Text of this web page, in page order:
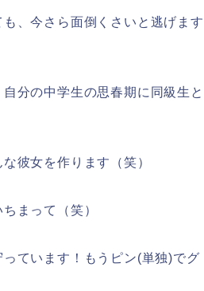
、今さら面倒くさいと逃げます
分の中学生の思春期に同級生と
彼女を作ります（笑）
まって（笑）
っています！もうピン(単独)でグ